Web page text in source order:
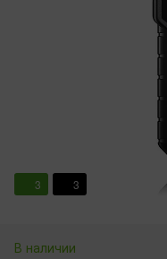
3 3
В наличии